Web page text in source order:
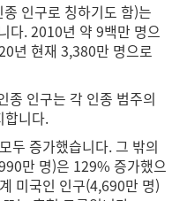
인구로 칭하기도 함)는
다. 2010년 약 9백만 명으
년 현재 3,380만 명으로
종 인구는 각 인종 범주의
합니다.
두 증가했습니다. 그 밖의
만 명)은 129% 증가했으
미국인 인구(4,690만 명)